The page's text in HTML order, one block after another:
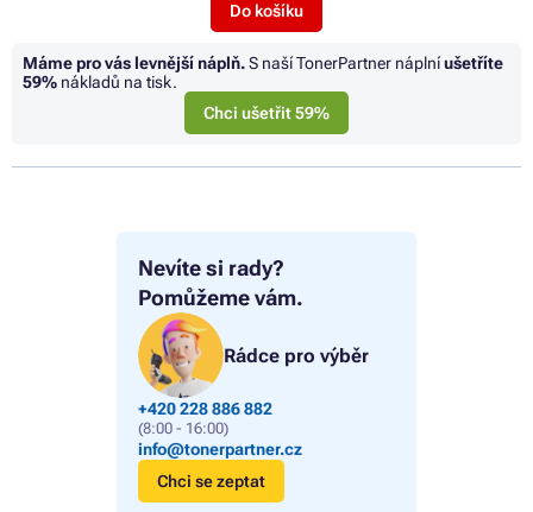
Nevíte si rady?
Pomůžeme vám.
Rádce pro výběr
+420 228 886 882
(8:00 - 16:00)
info@tonerpartner.cz
Chci se zeptat
Do košíku
Máme pro vás levnější náplň.S naší TonerPartner náplníušetříte
59% nákladů na tisk.
Chci ušetřit 59%